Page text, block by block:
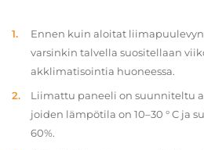
Ennen kuin aloitat liimapuulevyn
varsinkin talvella suositellaan
akklimatisointia huoneessa.
Liimattu paneeli on suunniteltu
joiden lämpötila on 10–30 ° C ja
60%.